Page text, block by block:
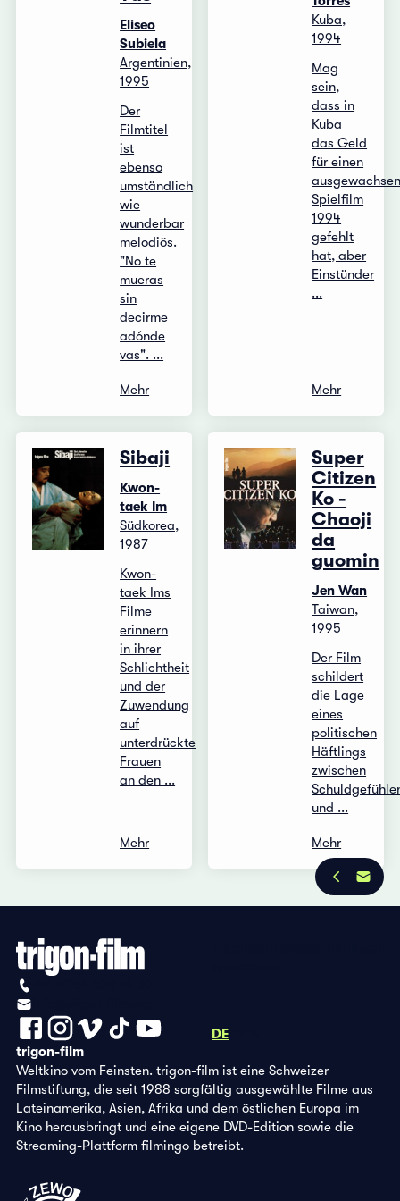
Eliseo
Subiela
Argentinien,
1995
Der
Filmtitel
ist
ebenso
umständlich
wie
wunderbar
melodiös.
"No te
mueras
sin
decirme
adónde
vas". ...
Mehr
Kuba,
1994
Mag
sein,
dass in
Kuba
das Geld
für einen
Spielfilm
1994
gefehlt
hat, aber
Einstünder
...
Mehr
Sibaji
Kwon-
taek Im
Südkorea,
1987
Kwon-
taek Ims
Filme
erinnern
in ihrer
Schlichtheit
und der
Zuwendung
auf
unterdrückte
Frauen
an den ...
Mehr
Super
Citizen
Ko -
Chaoji
da
guomin
Jen Wan
Taiwan,
1995
Der Film
schildert
die Lage
eines
politischen
Häftlings
zwischen
und ...
Mehr
DE
trigon-film
Weltkino vom Feinsten. trigon-film ist eine Schweizer
Filmstiftung, die seit 1988 sorgfältig ausgewählte Filme aus
Lateinamerika, Asien, Afrika und dem östlichen Europa im
Kino herausbringt und eine eigene DVD-Edition sowie die
Streaming-Plattform filmingo betreibt.